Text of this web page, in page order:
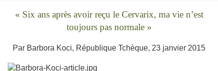
« Six ans après avoir reçu le Cervarix, ma vie n’est
toujours pas normale »
Par Barbora Koci, République Tchèque, 23 janvier 2015